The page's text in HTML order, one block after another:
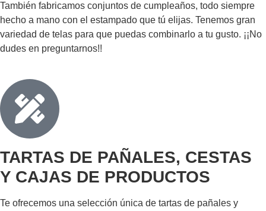
También fabricamos conjuntos de cumpleaños, todo siempre
hecho a mano con el estampado que tú elijas. Tenemos gran
variedad de telas para que puedas combinarlo a tu gusto. ¡¡No
dudes en preguntarnos!!
TARTAS DE PAÑALES, CESTAS
Y CAJAS DE PRODUCTOS
Te ofrecemos una selección única de tartas de pañales y